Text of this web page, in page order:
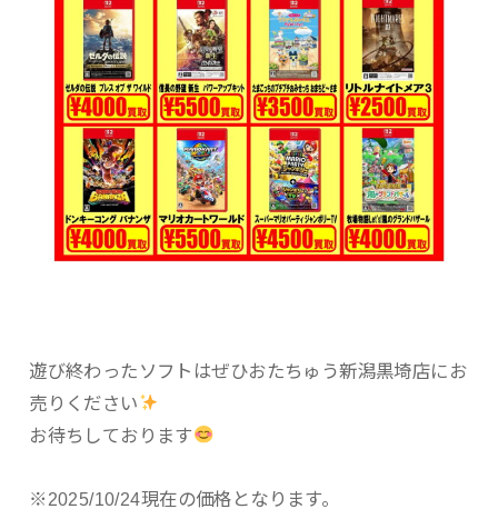
遊び終わったソフトはぜひおたちゅう新潟黒埼店にお
売りください
お待ちしております
※2025/10/24現在の価格となります。